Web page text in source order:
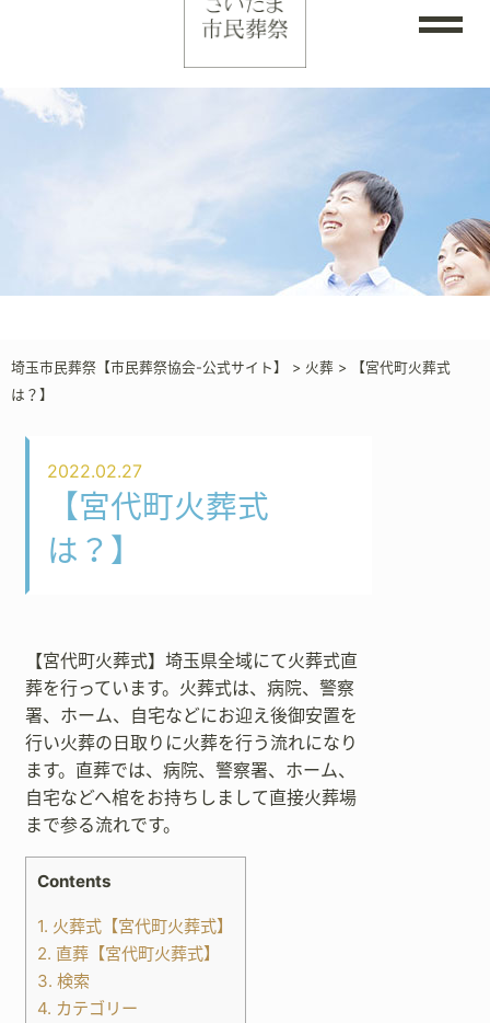
埼玉市民葬祭【市民葬祭協会-公式サイト】 > 火葬 >
【宮代町火葬式
は？】
2022.02.27
【宮代町火葬式
は？】
【宮代町火葬式】埼玉県全域にて火葬式直
葬を行っています。火葬式は、病院、警察
署、ホーム、自宅などにお迎え後御安置を
行い火葬の日取りに火葬を行う流れになり
ます。直葬では、病院、警察署、ホーム、
自宅などへ棺をお持ちしまして直接火葬場
まで参る流れです。
Contents
1. 火葬式【宮代町火葬式】
2. 直葬【宮代町火葬式】
3. 検索
4. カテゴリー